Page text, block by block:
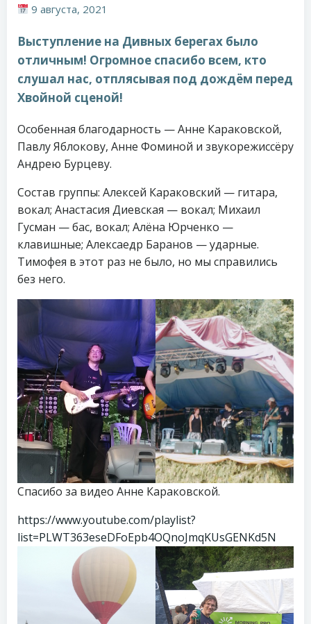
9 августа, 2021
Выступление на Дивных берегах было
отличным! Огромное спасибо всем, кто
слушал нас, отплясывая под дождём перед
Хвойной сценой!
Особенная благодарность — Анне Караковской,
Павлу Яблокову, Анне Фоминой и звукорежиссёру
Андрею Бурцеву.
Состав группы: Алексей Караковский — гитара,
вокал; Анастасия Диевская — вокал; Михаил
Гусман — бас, вокал; Алёна Юрченко —
клавишные; Алексаедр Баранов — ударные.
Тимофея в этот раз не было, но мы справились
без него.
Спасибо за видео Анне Караковской.
https://www.youtube.com/playlist?
list=PLWT363eseDFoEpb4OQnoJmqKUsGENKd5N